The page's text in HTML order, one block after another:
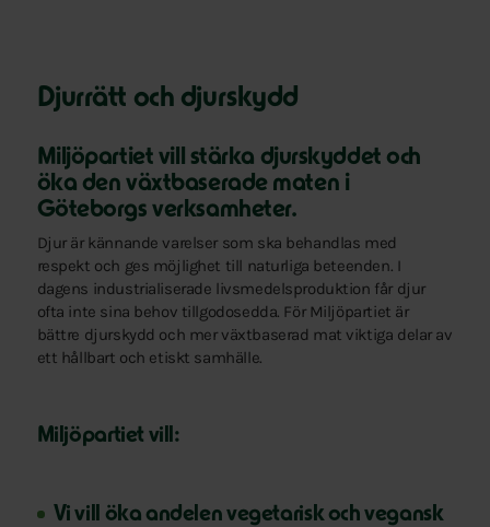
Djurrätt och djurskydd
Miljöpartiet vill stärka djurskyddet och
öka den växtbaserade maten i
Göteborgs verksamheter.
Djur är kännande varelser som ska behandlas med
respekt och ges möjlighet till naturliga beteenden. I
dagens industrialiserade livsmedelsproduktion får djur
ofta inte sina behov tillgodosedda. För Miljöpartiet är
bättre djurskydd och mer växtbaserad mat viktiga delar av
ett hållbart och etiskt samhälle.
Miljöpartiet vill:
Vi vill öka andelen vegetarisk och vegansk